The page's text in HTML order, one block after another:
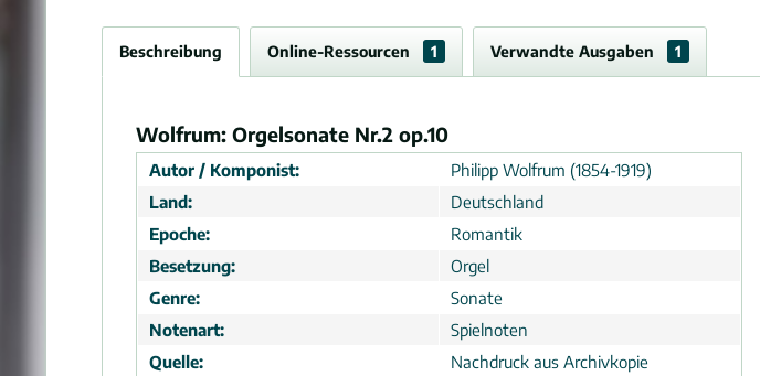
Beschreibung Online-Ressourcen 1 Verwandte Ausgaben 1
Wolfrum: Orgelsonate Nr.2 op.10
Autor / Komponist:
Philipp Wolfrum (1854-1919)
Land:
Deutschland
Epoche:
Romantik
Besetzung:
Orgel
Genre:
Sonate
Notenart:
Spielnoten
Quelle:
Nachdruck aus Archivkopie